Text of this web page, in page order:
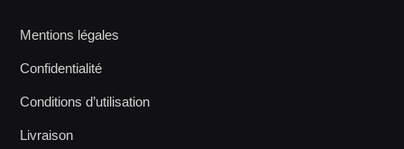
Mentions légales
Confidentialité
Conditions d’utilisation
Livraison